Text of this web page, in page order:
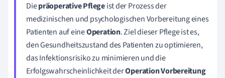
Diepräoperative Pflegeist der Prozess der
medizinischen und psychologischen Vorbereitung eines
Patienten auf eineOperation. Ziel dieser Pflege ist es,
den Gesundheitszustand des Patienten zu optimieren,
das Infektionsrisiko zu minimieren und die
Erfolgswahrscheinlichkeit derOperation Vorbereitung